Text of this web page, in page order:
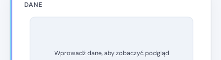
DANE
Wprowadź dane, aby zobaczyć podgląd